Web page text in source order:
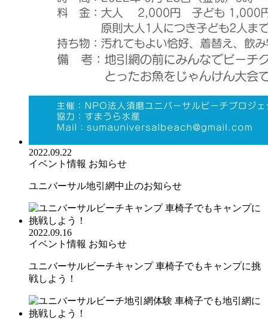
2022.09.22
イベント情報 お知らせ
ユニバーサル地引網中止のお知らせ
2022.09.16
イベント情報 お知らせ
ユニバーサルビーチキャンプ 車椅子でもキャンプに挑
戦しよう！